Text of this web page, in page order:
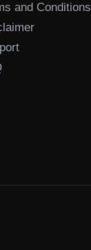
and Conditions